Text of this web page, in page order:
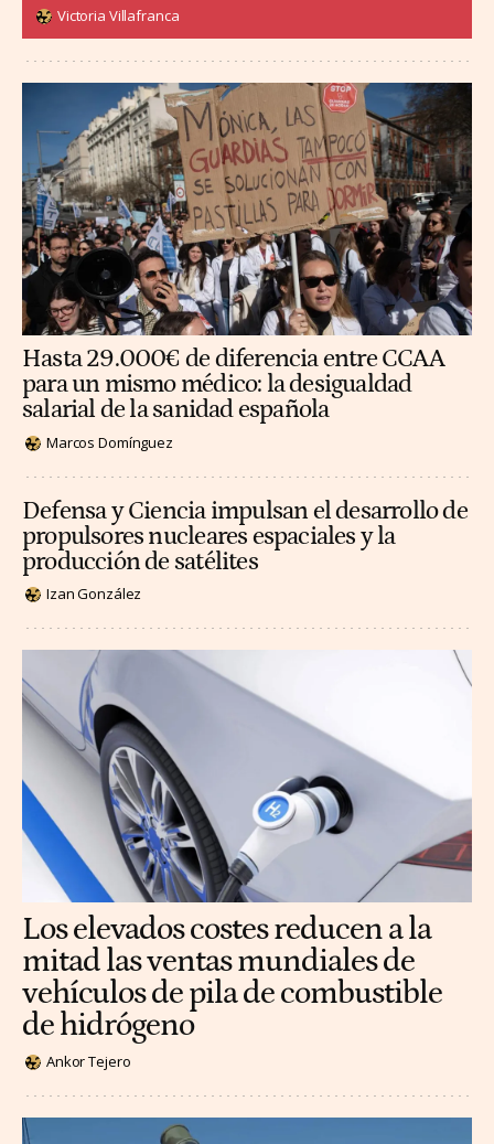
Victoria Villafranca
Hasta 29.000€ de diferencia entre CCAA
para un mismo médico: la desigualdad
salarial de la sanidad española
Marcos Domínguez
Defensa y Ciencia impulsan el desarrollo de
propulsores nucleares espaciales y la
producción de satélites
Izan González
Los elevados costes reducen a la
mitad las ventas mundiales de
vehículos de pila de combustible
de hidrógeno
Ankor Tejero